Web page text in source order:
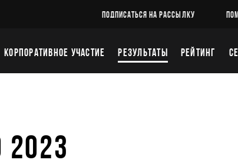
ПОДПИСАТЬСЯ НА РАССЫЛКУ
КОРПОРАТИВНОЕ УЧАСТИЕ РЕЗУЛЬТАТЫ РЕЙТИНГ
2023